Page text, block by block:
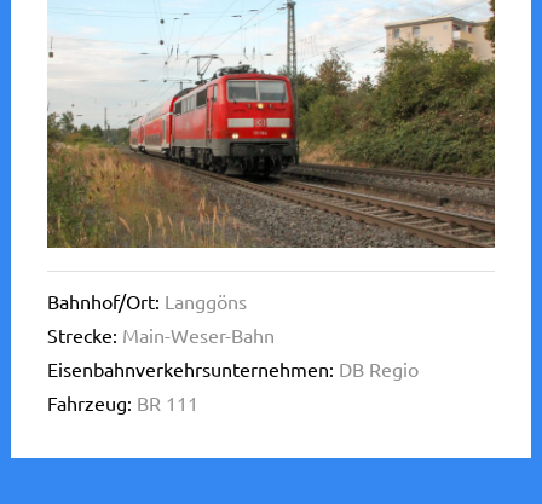
Bahnhof/Ort: Langgöns
Strecke: Main-Weser-Bahn
Eisenbahnverkehrsunternehmen: DB Regio
Fahrzeug: BR 111